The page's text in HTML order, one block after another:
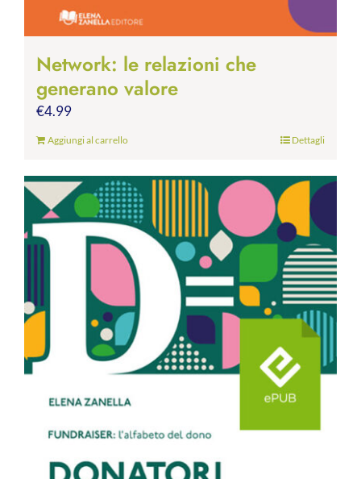
Network: le relazioni che
generano valore
€4.99
Aggiungi al carrello Dettagli